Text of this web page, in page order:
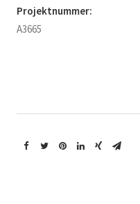
Projektnummer:
A3665